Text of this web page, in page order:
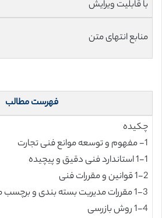
با قابلیت ویرایش
منابع انتهای متن
فهرست مطالب
چکیده
1- مفهوم و توسعه موانع فنی تجارت
1-1 استاندارد فنی دقیق و پیچیده
1-2 قوانین و مقررات فنی
1-3 مقررات مدیریت بسته بندی و برچسب محصول
1-4 روش بازرسی